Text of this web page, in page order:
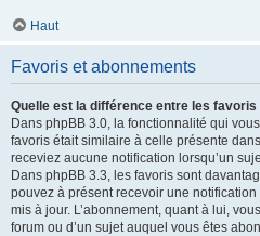
Haut
Favoris et abonnements
Quelle est la différence entre les
Dans phpBB 3.0, la fonctionnalité qui
favoris était similaire à celle présente
receviez aucune notification lorsqu’un
Dans phpBB 3.3, les favoris sont
pouvez à présent recevoir une
mis à jour. L’abonnement, quant à lui,
forum ou d’un sujet auquel vous êtes